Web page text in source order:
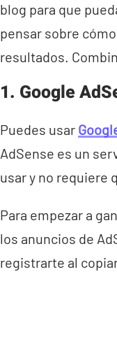
blog para que
pensar sobre
resultados.
1. Google
Puedes usar
AdSense es un
usar y no requiere
Para empezar a
los anuncios de
registrarte al